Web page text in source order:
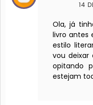
14
Ola, já
livro antes
estilo
vou deixar
opitando
estejam